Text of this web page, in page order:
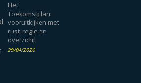
Het
Toekomstplan:
vooruitkijken met
rust, regie en
overzicht
29/04/2026